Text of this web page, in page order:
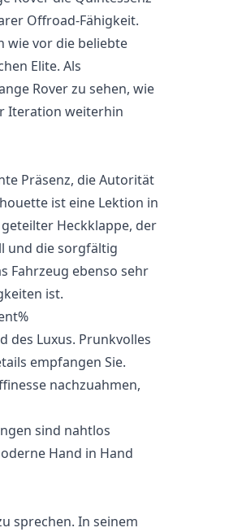
Offroad-Fähigkeit.
wie vor die beliebte
Elite. Als
Rover zu sehen, wie
Iteration weiterhin
Präsenz, die Autorität
ist eine Lektion in
Heckklappe, der
und die sorgfältig
Fahrzeug ebenso sehr
ist.
des Luxus. Prunkvolles
empfangen Sie.
nachzuahmen,
sind nahtlos
Hand in Hand
sprechen. In seinem